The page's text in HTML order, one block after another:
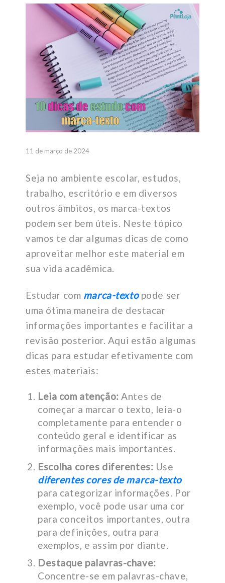
11 de março de 2024
Seja no ambiente escolar, estudos,
trabalho, escritório e em diversos
outros âmbitos, os marca-textos
podem ser bem úteis. Neste tópico
vamos te dar algumas dicas de como
aproveitar melhor este material em
sua vida acadêmica.
Estudar com marca-textopode ser
uma ótima maneira de destacar
informações importantes e facilitar a
revisão posterior. Aqui estão algumas
dicas para estudar efetivamente com
estes materiais:
Leia com atenção: Antes de
começar a marcar o texto, leia-o
completamente para entender o
conteúdo geral e identificar as
informações mais importantes.
Escolha cores diferentes: Use
diferentes cores de marca-texto
para categorizar informações. Por
exemplo, você pode usar uma cor
para conceitos importantes, outra
para definições, outra para
exemplos, e assim por diante.
Destaque palavras-chave:
Concentre-se em palavras-chave,